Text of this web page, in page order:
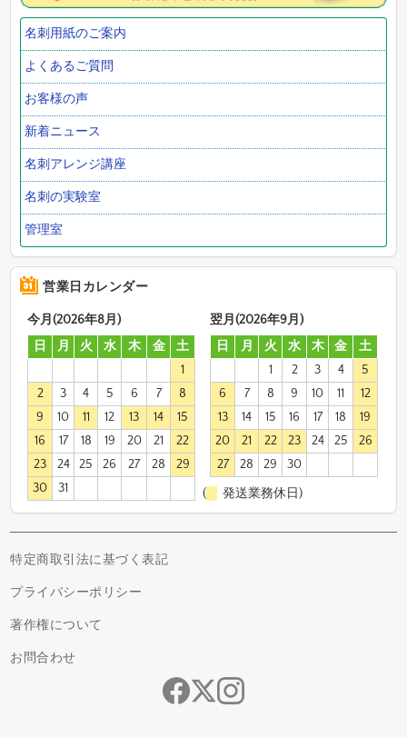
名刺用紙のご案内
よくあるご質問
お客様の声
新着ニュース
名刺アレンジ講座
名刺の実験室
管理室
営業日カレンダー
今月(2026年8月)
日
月 火 水 木 金
土
1
2
3 4 5 6 7
8
9
10 11 12 13 14
15
16
17 18 19 20 21
22
23
24 25 26 27 28
29
30
31
翌月(2026年9月)
日
月 火 水 木 金
土
1
2 3 4
5
6
7 8 9 10 11
12
13
14 15 16 17 18
19
20
21 22 23 24 25
26
27
28 29 30
( 発送業務休日)
特定商取引法に基づく表記
プライバシーポリシー
著作権について
お問合わせ